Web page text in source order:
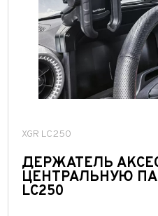
XGR LC250
ДЕРЖАТЕЛЬ
ЦЕНТРАЛЬНУЮ
LC250